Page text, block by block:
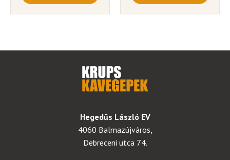
Hegedűs László EV
4060 Balmazújváros,
Debreceni utca 74.